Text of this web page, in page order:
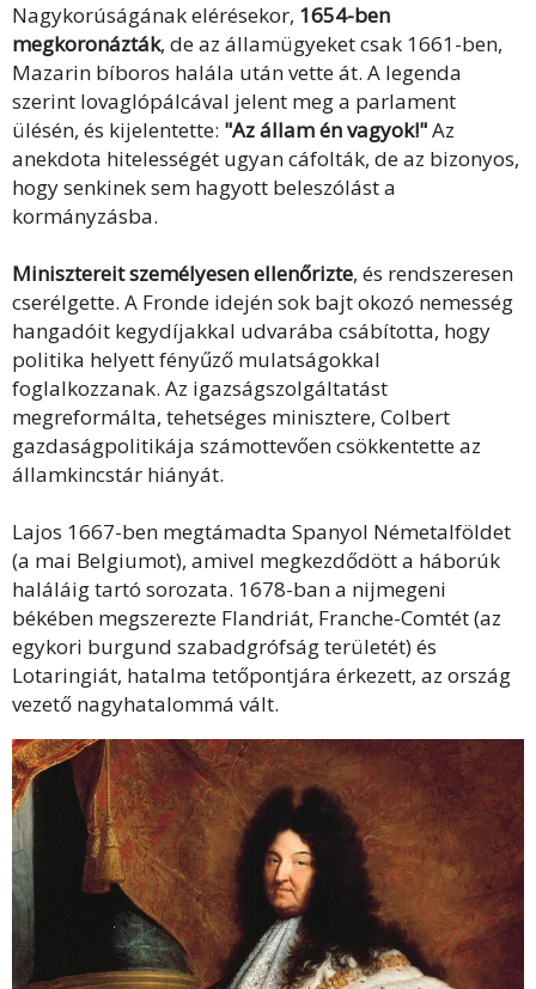
Nagykorúságának elérésekor, 1654-ben
megkoronázták, de az államügyeket csak 1661-ben,
Mazarin bíboros halála után vette át. A legenda
szerint lovaglópálcával jelent meg a parlament
ülésén, és kijelentette: "Az állam én vagyok!"Az
anekdota hitelességét ugyan cáfolták, de az bizonyos,
hogy senkinek sem hagyott beleszólást a
kormányzásba.
Minisztereit személyesen ellenőrizte, és rendszeresen
cserélgette. A Fronde idején sok bajt okozó nemesség
hangadóit kegydíjakkal udvarába csábította, hogy
politika helyett fényűző mulatságokkal
foglalkozzanak. Az igazságszolgáltatást
megreformálta, tehetséges minisztere, Colbert
gazdaságpolitikája számottevően csökkentette az
államkincstár hiányát.
Lajos 1667-ben megtámadta Spanyol Németalföldet
(a mai Belgiumot), amivel megkezdődött a háborúk
haláláig tartó sorozata. 1678-ban a nijmegeni
békében megszerezte Flandriát, Franche-Comtét (az
egykori burgund szabadgrófság területét) és
Lotaringiát, hatalma tetőpontjára érkezett, az ország
vezető nagyhatalommá vált.